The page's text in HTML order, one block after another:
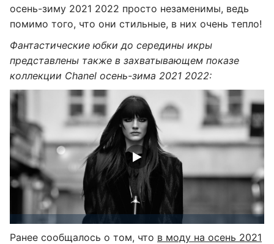
осень-зиму 2021 2022 просто незаменимы, ведь
помимо того, что они стильные, в них очень тепло!
Фантастические юбки до середины икры
представлены также в захватывающем показе
коллекции Chanel осень-зима 2021 2022:
Ранее сообщалось о том, что в моду на осень 2021